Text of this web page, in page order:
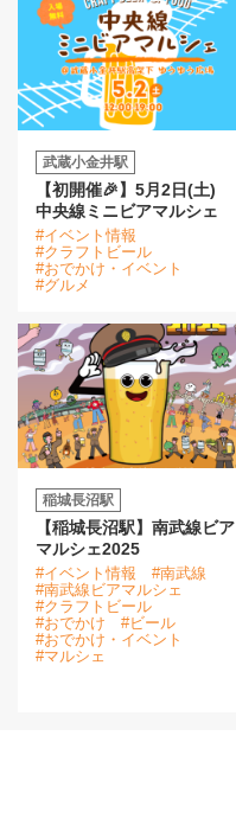
武蔵小金井駅
【初開催🎉】5月2日(土)
中央線ミニビアマルシェ
#イベント情報
#クラフトビール
#おでかけ・イベント
#グルメ
稲城長沼駅
【稲城長沼駅】南武線ビア
マルシェ2025
#イベント情報
#南武線
#南武線ビアマルシェ
#クラフトビール
#おでかけ
#ビール
#おでかけ・イベント
#マルシェ